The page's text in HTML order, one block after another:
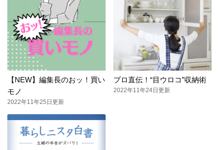
【NEW】編集長のおッ！買い
モノ
2022年11年25日更新
プロ直伝！“目ウロコ”収納術
2022年11年24日更新